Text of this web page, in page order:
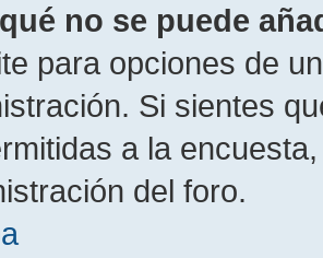
no se puede
para opciones de
Si sientes
a la
del foro.